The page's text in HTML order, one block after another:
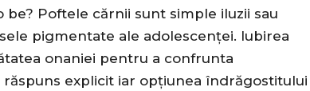
Poftele cărnii sunt simple iluzii sau
pigmentate ale adolescenței. Iubirea
onaniei pentru a confrunta
explicit iar opțiunea îndrăgostitului